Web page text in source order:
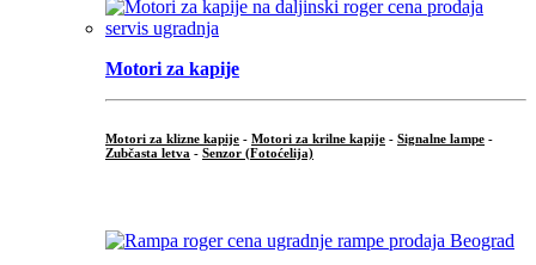
Motori za kapije
Motori za klizne kapije - Motori za krilne kapije - Signalne lampe -
Zubčasta letva - Senzor (Fotoćelija)